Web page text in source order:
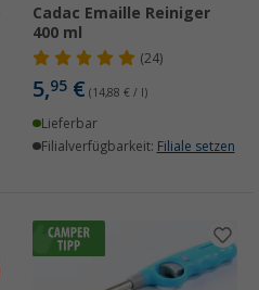
Cadac Emaille Reiniger
400 ml
(24)
5,95 € (14,88 € / l)
Lieferbar
Filialverfügbarkeit: Filiale setzen